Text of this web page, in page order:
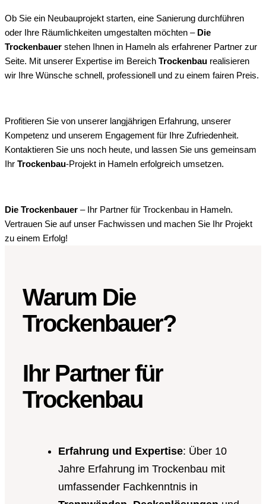
Ob Sie ein Neubauprojekt starten, eine Sanierung durchführen
oder Ihre Räumlichkeiten umgestalten möchten – Die
Trockenbauer stehen Ihnen in Hameln als erfahrener Partner zur
Seite. Mit unserer Expertise im Bereich Trockenbau realisieren
wir Ihre Wünsche schnell, professionell und zu einem fairen Preis.
Profitieren Sie von unserer langjährigen Erfahrung, unserer
Kompetenz und unserem Engagement für Ihre Zufriedenheit.
Kontaktieren Sie uns noch heute, und lassen Sie uns gemeinsam
Ihr Trockenbau-Projekt in Hameln erfolgreich umsetzen.
Die Trockenbauer – Ihr Partner für Trockenbau in Hameln.
Vertrauen Sie auf unser Fachwissen und machen Sie Ihr Projekt
zu einem Erfolg!
Warum Die
Trockenbauer?
Ihr Partner für
Trockenbau
Erfahrung und Expertise: Über 10
Jahre Erfahrung im Trockenbau mit
umfassender Fachkenntnis in